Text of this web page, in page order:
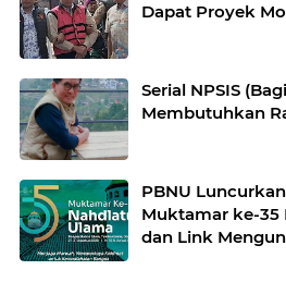
Dapat Proyek
Serial NPSIS
Membutuhkan
PBNU
Muktamar ke-35
dan Link